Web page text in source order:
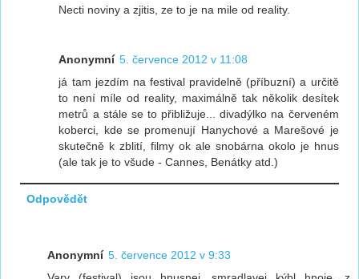
Necti noviny a zjitis, ze to je na mile od reality.
Anonymní 5. července 2012 v 11:08
já tam jezdím na festival pravidelně (příbuzní) a určitě
to není míle od reality, maximálně tak několik desítek
metrů a stále se to přibližuje... divadýlko na červeném
koberci, kde se promenují Hanychové a Marešové je
skutečně k zblití, filmy ok ale snobárna okolo je hnus
(ale tak je to všude - Cannes, Benátky atd.)
Odpovědět
Anonymní 5. července 2012 v 9:33